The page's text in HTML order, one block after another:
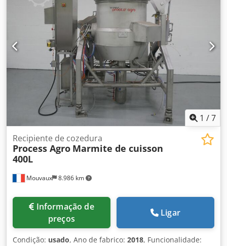
1 /7
Mouvaux 8.986 km
Recipiente de cozedura
Process Agro Marmite de cuisson
400L
preços
Ligar
Condição: usado, Ano de fabrico: 2018, Funcionalidade: